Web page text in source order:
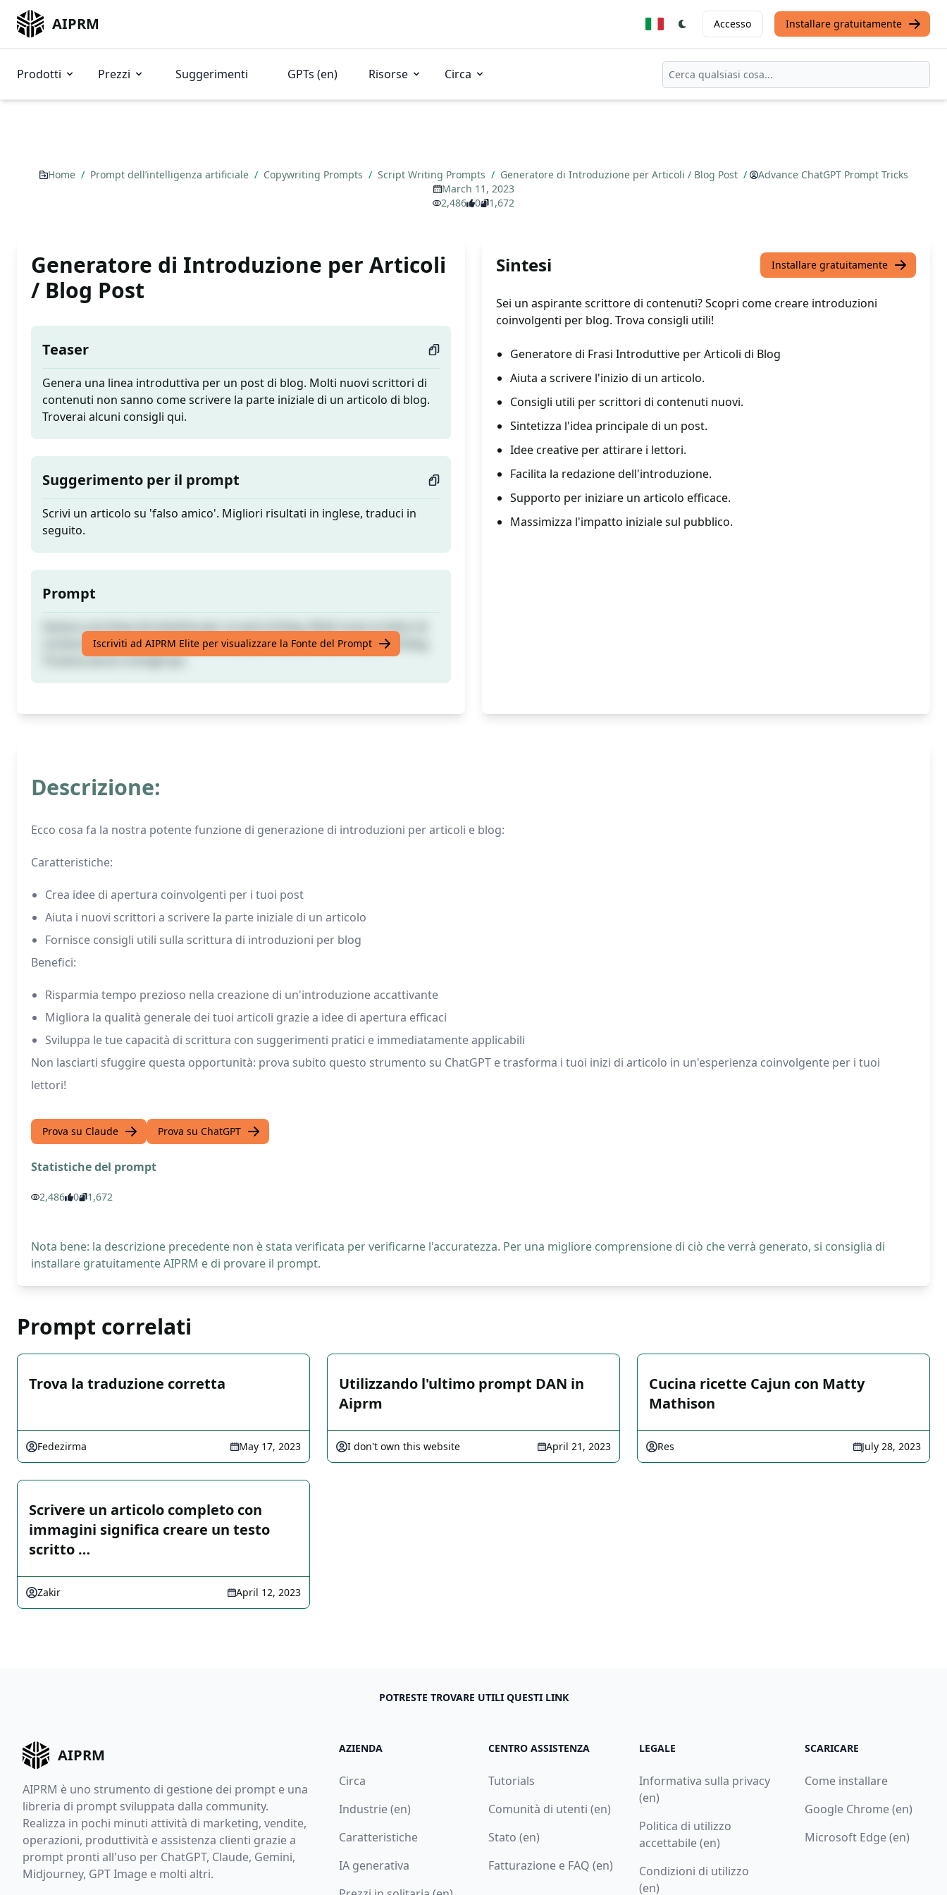
AIPRM Accesso Installare gratuitamente
Prodotti Prezzi Suggerimenti GPTs (en) Risorse Circa
Home / Prompt dell’intelligenza artificiale / Copywriting Prompts / Script Writing Prompts / Generatore di Introduzione per Articoli / Blog Post /
Advance ChatGPT Prompt Tricks
March 11, 2023
2,486
0 1,672
Generatore di Introduzione per Articoli
/ Blog Post
Teaser
Genera una linea introduttiva per un post di blog. Molti nuovi scrittori di
contenuti non sanno come scrivere la parte iniziale di un articolo di blog.
Troverai alcuni consigli qui.
Suggerimento per il prompt
Scrivi un articolo su 'falso amico'. Migliori risultati in inglese, traduci in
seguito.
Prompt
contenuti non sanno come scrivere la parte iniziale di un articolo di blog.
Troverai alcuni consigli qui.
Iscriviti ad AIPRM Elite per visualizzare la Fonte del Prompt
Sintesi Installare gratuitamente
Sei un aspirante scrittore di contenuti? Scopri come creare introduzioni
coinvolgenti per blog. Trova consigli utili!
Generatore di Frasi Introduttive per Articoli di Blog
Aiuta a scrivere l'inizio di un articolo.
Consigli utili per scrittori di contenuti nuovi.
Sintetizza l'idea principale di un post.
Idee creative per attirare i lettori.
Facilita la redazione dell'introduzione.
Supporto per iniziare un articolo efficace.
Massimizza l'impatto iniziale sul pubblico.
Descrizione:
Ecco cosa fa la nostra potente funzione di generazione di introduzioni per articoli e blog:
Caratteristiche:
Crea idee di apertura coinvolgenti per i tuoi post
Aiuta i nuovi scrittori a scrivere la parte iniziale di un articolo
Fornisce consigli utili sulla scrittura di introduzioni per blog
Benefici:
Risparmia tempo prezioso nella creazione di un'introduzione accattivante
Migliora la qualità generale dei tuoi articoli grazie a idee di apertura efficaci
Sviluppa le tue capacità di scrittura con suggerimenti pratici e immediatamente applicabili
Non lasciarti sfuggire questa opportunità: prova subito questo strumento su ChatGPT e trasforma i tuoi inizi di articolo in un'esperienza coinvolgente per i tuoi
lettori!
Prova su Claude Prova su ChatGPT
Statistiche del prompt
2,486 0 1,672
Nota bene: la descrizione precedente non è stata verificata per verificarne l'accuratezza. Per una migliore comprensione di ciò che verrà generato, si consiglia di
installare gratuitamente AIPRM e di provare il prompt.
Prompt correlati
Trova la traduzione corretta
Fedezirma May 17, 2023
Utilizzando l'ultimo prompt DAN in
Aiprm
I don't own this website April 21, 2023
Cucina ricette Cajun con Matty
Mathison
Res July 28, 2023
Scrivere un articolo completo con
immagini significa creare un testo
scritto …
Zakir April 12, 2023
POTRESTE TROVARE UTILI QUESTI LINK
AIPRM
AIPRM è uno strumento di gestione dei prompt e una
libreria di prompt sviluppata dalla community.
Realizza in pochi minuti attività di marketing, vendite,
operazioni, produttività e assistenza clienti grazie a
prompt pronti all'uso per ChatGPT, Claude, Gemini,
Midjourney, GPT Image e molti altri.
AZIENDA
Circa
Industrie (en)
Caratteristiche
IA generativa
CENTRO ASSISTENZA
Tutorials
Comunità di utenti (en)
Stato (en)
Fatturazione e FAQ (en)
LEGALE
Informativa sulla privacy
(en)
Politica di utilizzo
accettabile (en)
Condizioni di utilizzo
(en)
SCARICARE
Come installare
Google Chrome (en)
Microsoft Edge (en)